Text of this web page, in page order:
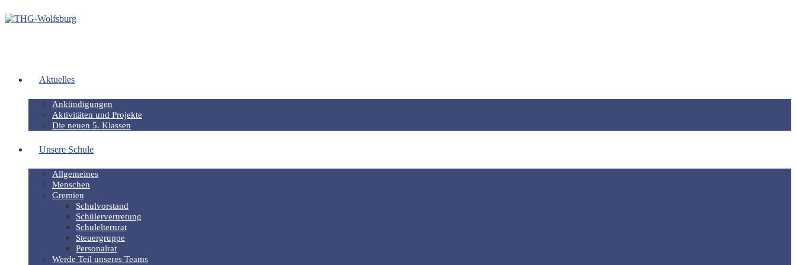
Aktuelles
Ankündigungen
Aktivitäten und Projekte
Die neuen 5. Klassen
Unsere Schule
Allgemeines
Menschen
Gremien
Schulvorstand
Schülervertretung
Schulelternrat
Steuergruppe
Personalrat
Werde Teil unseres Teams